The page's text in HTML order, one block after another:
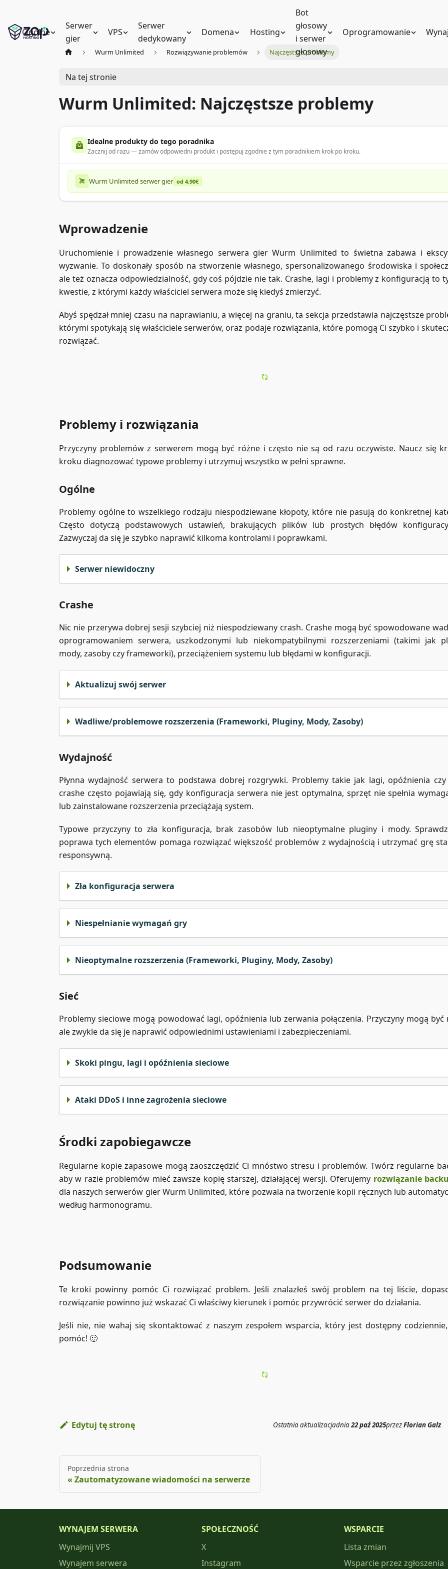
Ogólne
Serwer
gier
VPS
Serwer
dedykowany
Domena Hosting
Bot
głosowy
i serwer
głosowy
Oprogramowanie
Wurm Unlimited Rozwiązywanie problemów Najczęstsze problemy
Na tej stronie
Wurm Unlimited: Najczęstsze problemy
Idealne produkty do tego poradnika
Zacznij od razu — zamów odpowiedni produkt i postępuj zgodnie z tym poradnikiem krok po kroku.
Wurm Unlimited serwer gier od 4.90€
Wprowadzenie
Uruchomienie i prowadzenie własnego serwera gier Wurm Unlimited to świetna zabawa i
wyzwanie. To doskonały sposób na stworzenie własnego, spersonalizowanego środowiska i
ale też oznacza odpowiedzialność, gdy coś pójdzie nie tak. Crashe, lagi i problemy z konfiguracją to
kwestie, z którymi każdy właściciel serwera może się kiedyś zmierzyć.
Abyś spędzał mniej czasu na naprawianiu, a więcej na graniu, ta sekcja przedstawia najczęstsze
którymi spotykają się właściciele serwerów, oraz podaje rozwiązania, które pomogą Ci szybko i
rozwiązać.
Problemy i rozwiązania
Przyczyny problemów z serwerem mogą być różne i często nie są od razu oczywiste. Naucz się
kroku diagnozować typowe problemy i utrzymuj wszystko w pełni sprawne.
Ogólne
Problemy ogólne to wszelkiego rodzaju niespodziewane kłopoty, które nie pasują do konkretnej
Często dotyczą podstawowych ustawień, brakujących plików lub prostych błędów
Zazwyczaj da się je szybko naprawić kilkoma kontrolami i poprawkami.
Serwer niewidoczny
Crashe
Nic nie przerywa dobrej sesji szybciej niż niespodziewany crash. Crashe mogą być spowodowane
oprogramowaniem serwera, uszkodzonymi lub niekompatybilnymi rozszerzeniami (takimi jak
mody, zasoby czy frameworki), przeciążeniem systemu lub błędami w konfiguracji.
Aktualizuj swój serwer
Wadliwe/problemowe rozszerzenia (Frameworki, Pluginy, Mody, Zasoby)
Wydajność
Płynna wydajność serwera to podstawa dobrej rozgrywki. Problemy takie jak lagi, opóźnienia czy
crashe często pojawiają się, gdy konfiguracja serwera nie jest optymalna, sprzęt nie spełnia
lub zainstalowane rozszerzenia przeciążają system.
Typowe przyczyny to zła konfiguracja, brak zasobów lub nieoptymalne pluginy i mody.
poprawa tych elementów pomaga rozwiązać większość problemów z wydajnością i utrzymać grę
responsywną.
Zła konfiguracja serwera
Niespełnianie wymagań gry
Nieoptymalne rozszerzenia (Frameworki, Pluginy, Mody, Zasoby)
Sieć
Problemy sieciowe mogą powodować lagi, opóźnienia lub zerwania połączenia. Przyczyny mogą być
ale zwykle da się je naprawić odpowiednimi ustawieniami i zabezpieczeniami.
Skoki pingu, lagi i opóźnienia sieciowe
Ataki DDoS i inne zagrożenia sieciowe
Środki zapobiegawcze
Regularne kopie zapasowe mogą zaoszczędzić Ci mnóstwo stresu i problemów. Twórz regularne
aby w razie problemów mieć zawsze kopię starszej, działającej wersji. Oferujemy rozwiązanie
dla naszych serwerów gier Wurm Unlimited, które pozwala na tworzenie kopii ręcznych lub
według harmonogramu.
Podsumowanie
Te kroki powinny pomóc Ci rozwiązać problem. Jeśli znalazłeś swój problem na tej liście,
rozwiązanie powinno już wskazać Ci właściwy kierunek i pomóc przywrócić serwer do działania.
Jeśli nie, nie wahaj się skontaktować z naszym zespołem wsparcia, który jest dostępny
pomóc! 🙂
Edytuj tę stronę Ostatnia aktualizacjadnia22 paź 2025przezFlorian Galz
Poprzednia strona
Zautomatyzowane wiadomości na serwerze
WYNAJEM SERWERA
Wynajmij VPS
Wynajem serwera
SPOŁECZNOŚĆ
X
Instagram
WSPARCIE
Lista zmian
Wsparcie przez zgłoszenia